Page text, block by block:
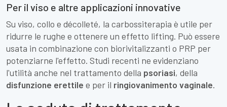
Per il viso e altre applicazioni innovative
Su viso, collo e décolleté, la carbossiterapia è utile per
ridurre le rughe e ottenere un effetto lifting. Può essere
usata in combinazione con biorivitalizzanti o PRP per
potenziarne l'effetto. Studi recenti ne evidenziano
l'utilità anche nel trattamento della psoriasi, della
disfunzione erettile e per il ringiovanimento vaginale.